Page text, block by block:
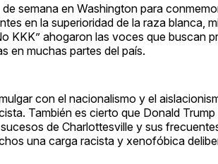
semana en Washington para
en la superioridad de la raza blanca,
KKK” ahogaron las voces que buscan
en muchas partes del país.
con el nacionalismo y el
También es cierto que Donald
de Charlottesville y sus
una carga racista y xenofóbica